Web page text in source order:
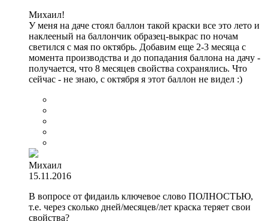
Михаил!
У меня на даче стоял баллон такой краски все это лето и
наклееный на баллончик образец-выкрас по ночам
светился с мая по октябрь. Добавим еще 2-3 месяца с
момента производства и до попадания баллона на дачу -
получается, что 8 месяцев свойства сохранялись. Что
сейчас - не знаю, с октября я этот баллон не видел :)
Михаил
15.11.2016
В вопросе от фидаиль ключевое слово ПОЛНОСТЬЮ,
т.е. через сколько дней/месяцев/лет краска теряет свои
свойства?